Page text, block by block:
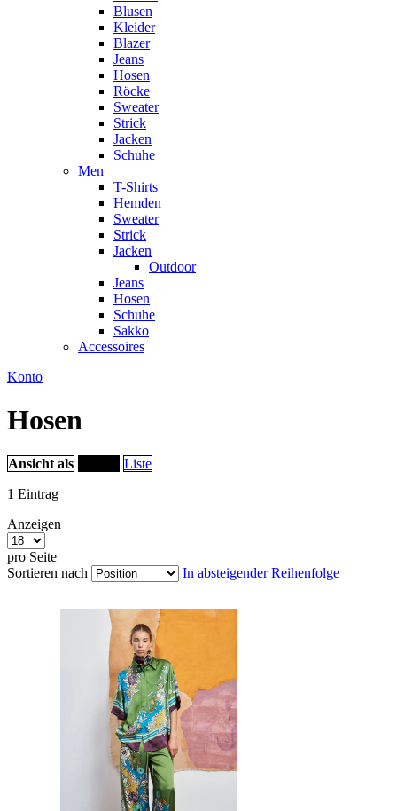
Blusen
Kleider
Blazer
Jeans
Hosen
Röcke
Sweater
Strick
Jacken
Schuhe
Men
T-Shirts
Hemden
Sweater
Strick
Jacken
Outdoor
Jeans
Hosen
Schuhe
Sakko
Accessoires
Konto
Hosen
Ansicht als
Liste
1 Eintrag
Anzeigen
pro Seite
Sortieren nach
In absteigender Reihenfolge